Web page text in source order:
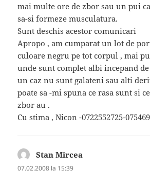
mai multe ore de zbor sau un pui
sa-si formeze musculatura.
Sunt deschis acestor comunicari
Apropo , am cumparat un lot de
culoare negru pe tot corpul , mai
unde sunt complet albi incepand
un caz nu sunt galateni sau alti
poate sa -mi spuna ce rasa sunt si
zbor au .
Cu stima , Nicon -0722552725-
Stan Mircea
07.02.2008 la 15:39